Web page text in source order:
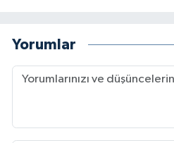
Yorumlar